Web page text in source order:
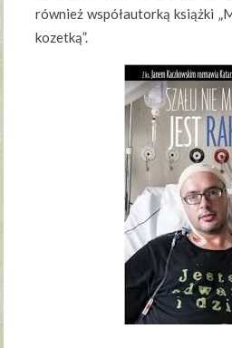
również współautorką książki
kozetką”.